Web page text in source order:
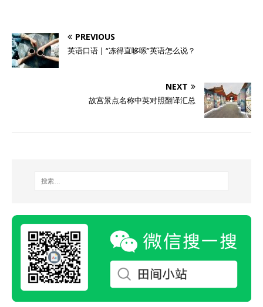
PREVIOUS
英语口语 | “冻得直哆嗦”英语怎么说？
NEXT
故宫景点名称中英对照翻译汇总